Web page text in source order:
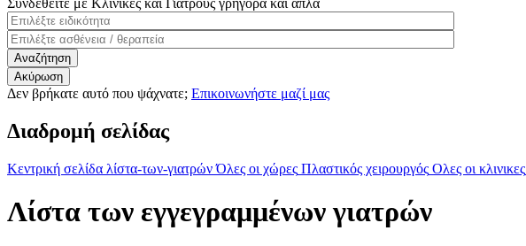
Συνδεθείτε με Κλινικές και Γιατρούς γρήγορα και απλά
Δεν βρήκατε αυτό που ψάχνατε; Επικοινωνήστε μαζί μας
Διαδρομή σελίδας
Κεντρική σελίδα λίστα-των-γιατρών Όλες οι χώρες Πλαστικός χειρουργός Oλες οι κλινικες
Λίστα των εγγεγραμμένων γιατρών